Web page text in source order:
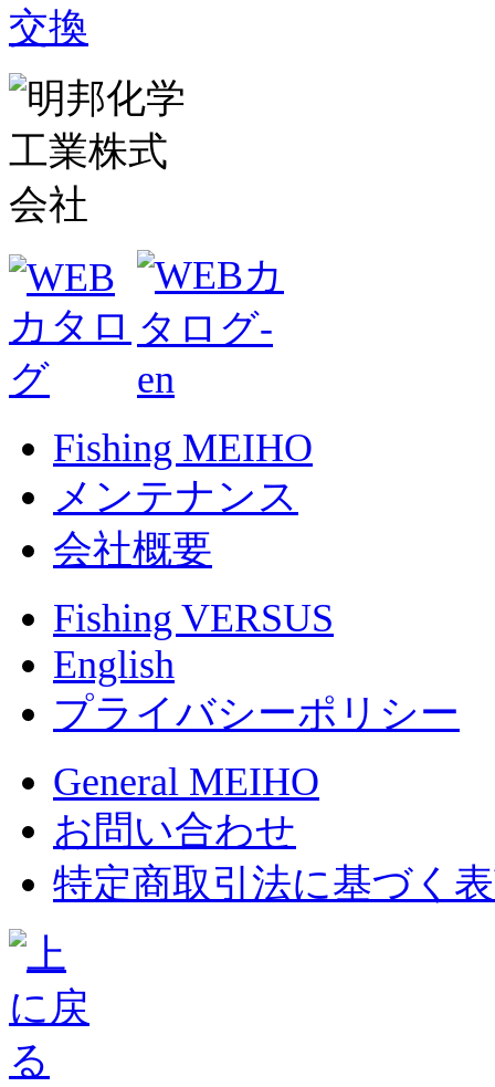
Fishing MEIHO
メンテナンス
会社概要
Fishing VERSUS
English
プライバシーポリシー
General MEIHO
お問い合わせ
特定商取引法に基づく